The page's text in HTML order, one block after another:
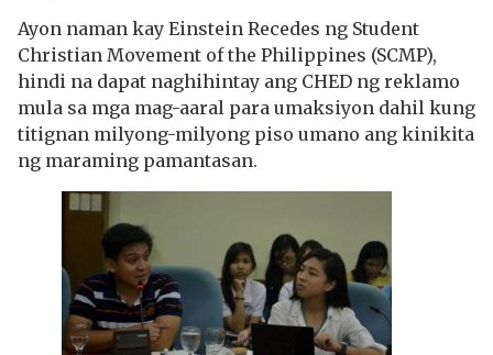
Ayon naman kay Einstein Recedes ng Student
Christian Movement of the Philippines (SCMP),
hindi na dapat naghihintay ang CHED ng reklamo
mula sa mga mag-aaral para umaksiyon dahil kung
titignan milyong-milyong piso umano ang kinikita
ng maraming pamantasan.